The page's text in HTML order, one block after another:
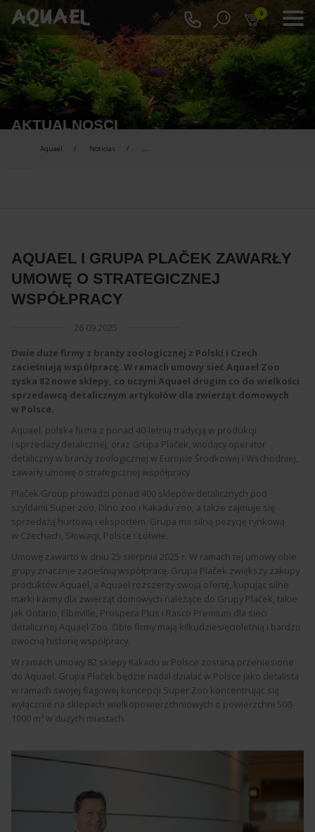
0
AKTUALNOSCI
Aquael Noticias
AQUAEL I GRUPA PLAČEK ZAWARŁY
UMOWĘ O STRATEGICZNEJ
WSPÓŁPRACY
26 09 2025
Dwie duże firmy z branży zoologicznej z Polski i Czech
zacieśniają współpracę. W ramach umowy sieć Aquael Zoo
zyska 82 nowe sklepy, co uczyni Aquael drugim co do wielkości
sprzedawcą detalicznym artykułów dla zwierząt domowych
w Polsce.
Aquael, polska firma z ponad 40-letnią tradycją w produkcji
i sprzedaży detalicznej, oraz Grupa Plaček, wiodący operator
detaliczny w branży zoologicznej w Europie Środkowej i Wschodniej,
zawarły umowę o strategicznej współpracy.
Plaček Group prowadzi ponad 400 sklepów detalicznych pod
szyldami Super zoo, Dino zoo i Kakadu zoo, a także zajmuje się
sprzedażą hurtową i eksportem. Grupa ma silną pozycję rynkową
w Czechach, Słowacji, Polsce i Łotwie.
Umowę zawarto w dniu 25 sierpnia 2025 r. W ramach tej umowy obie
grupy znacznie zacieśnią współpracę. Grupa Plaček zwiększy zakupy
produktów Aquael, a Aquael rozszerzy swoją ofertę, kupując silne
marki karmy dla zwierząt domowych należące do Grupy Plaček, takie
jak Ontario, Elbeville, Prospera Plus i Rasco Premium dla sieci
detalicznej Aquael Zoo. Obie firmy mają kilkudziesięcioletnią i bardzo
owocną historię współpracy.
W ramach umowy 82 sklepy Kakadu w Polsce zostaną przeniesione
do Aquael. Grupa Plaček będzie nadal działać w Polsce jako detalista
w ramach swojej flagowej koncepcji Super Zoo koncentrując się
wyłącznie na sklepach wielkopowierzchniowych o powierzchni 500-
1000 m² w dużych miastach.